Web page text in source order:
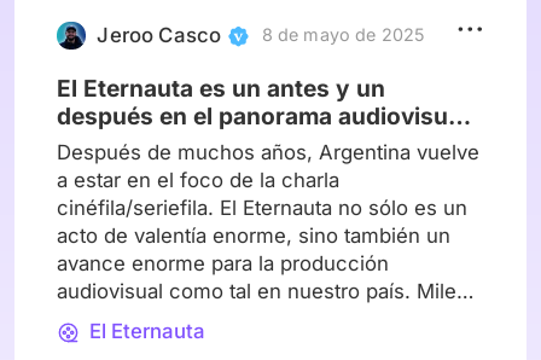
Jeroo Casco 8 de mayo de 2025
El Eternauta es un antes y un
después en el panorama audiovisual
argentino
Después de muchos años, Argentina vuelve
a estar en el foco de la charla
cinéfila/seriefila. El Eternauta no sólo es un
acto de valentía enorme, sino también un
avance enorme para la producción
audiovisual como tal en nuestro país. Miles
de personas involucradas con el único
objetivo de hacerle honor a la obra de
El Eternauta